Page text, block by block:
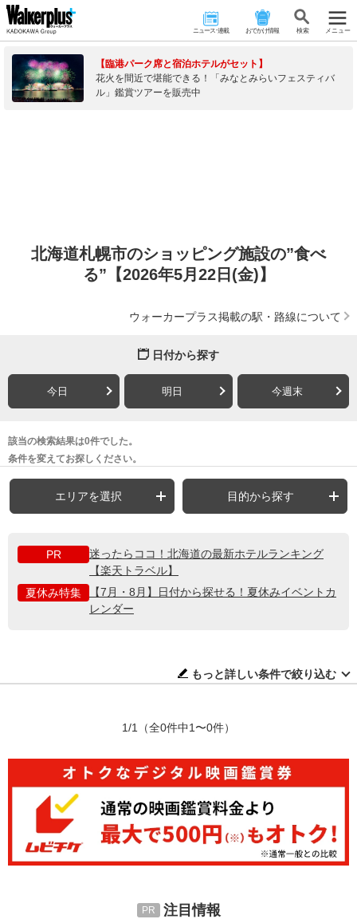
ニュース･連載 おでかけ情報 検 索 メニュー
【臨港パーク席と宿泊ホテルがセット】
花火を間近で堪能できる！「みなとみらいフェスティバ
ル」鑑賞ツアーを販売中
北海道札幌市のショッピング施設の”食べ
る”【2026年5月22日(金)】
ウォーカープラス掲載の駅・路線について
日付から探す
今日 明日 今週末
該当の検索結果は0件でした。
条件を変えてお探しください。
エリアを選択 目的から探す
PR
迷ったらココ！北海道の最新ホテルランキング
【楽天トラベル】
夏休み特集
【7月・8月】日付から探せる！夏休みイベントカ
レンダー
もっと詳しい条件で絞り込む
1/1 （全0件中1〜0件）
注目情報